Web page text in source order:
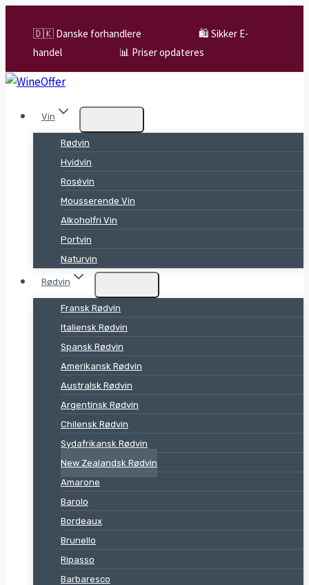
content
🇩🇰 Danske forhandlere
🛍️ Sikker E-
handel
📊 Priser opdateres
Vin
Rødvin
Hvidvin
Rosévin
Mousserende Vin
Alkoholfri Vin
Portvin
Naturvin
Rødvin
Fransk Rødvin
Italiensk Rødvin
Spansk Rødvin
Amerikansk Rødvin
Australsk Rødvin
Argentinsk Rødvin
Chilensk Rødvin
Sydafrikansk Rødvin
New Zealandsk Rødvin
Amarone
Barolo
Bordeaux
Brunello
Ripasso
Barbaresco